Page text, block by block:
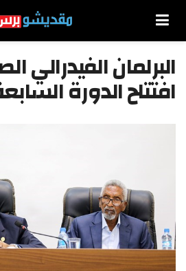
البرلمان الفيدرالي
افتتاح الدورة السابعة 20